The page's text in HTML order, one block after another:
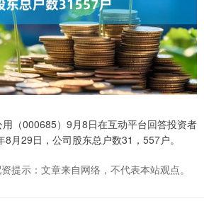
（000685）9月8日在互动平台回答投资者
月29日，公司股东总户数31，557户。
提示：文章来自网络，不代表本站观点。